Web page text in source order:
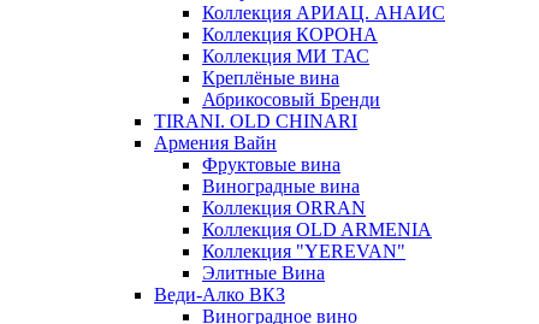
Коллекция АРИАЦ. АНАИС
Коллекция КОРОНА
Коллекция МИ ТАС
Креплёные вина
Абрикосовый Бренди
TIRANI. OLD CHINARI
Армения Вайн
Фруктовые вина
Виноградные вина
Коллекция ORRAN
Коллекция OLD ARMENIA
Коллекция "YEREVAN"
Элитные Вина
Веди-Алко ВКЗ
Виноградное вино